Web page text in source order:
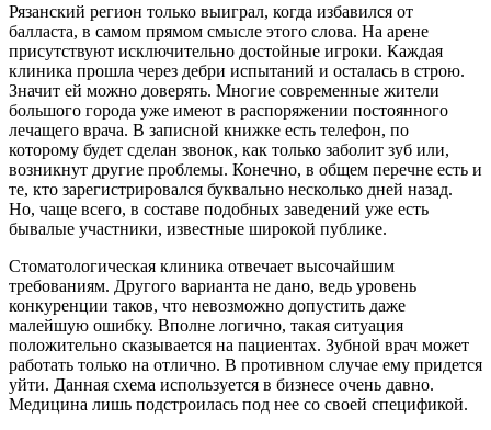
Рязанский регион только выиграл, когда избавился от
балласта, в самом прямом смысле этого слова. На арене
присутствуют исключительно достойные игроки. Каждая
клиника прошла через дебри испытаний и осталась в строю.
Значит ей можно доверять. Многие современные жители
большого города уже имеют в распоряжении постоянного
лечащего врача. В записной книжке есть телефон, по
которому будет сделан звонок, как только заболит зуб или,
возникнут другие проблемы. Конечно, в общем перечне есть и
те, кто зарегистрировался буквально несколько дней назад.
Но, чаще всего, в составе подобных заведений уже есть
бывалые участники, известные широкой публике.
Стоматологическая клиника отвечает высочайшим
требованиям. Другого варианта не дано, ведь уровень
конкуренции таков, что невозможно допустить даже
малейшую ошибку. Вполне логично, такая ситуация
положительно сказывается на пациентах. Зубной врач может
работать только на отлично. В противном случае ему придется
уйти. Данная схема используется в бизнесе очень давно.
Медицина лишь подстроилась под нее со своей спецификой.